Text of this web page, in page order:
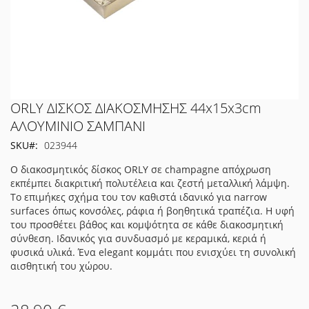
Μετάβαση
στην
αρχή
της
εικόνων
ORLY ΔΙΣΚΟΣ ΔΙΑΚΟΣΜΗΣΗΣ 44x15x3cm
ΑΛΟΥΜΙΝΙΟ ΣΑΜΠΑΝΙ
SKU
023944
Ο διακοσμητικός δίσκος ORLY σε champagne απόχρωση
εκπέμπει διακριτική πολυτέλεια και ζεστή μεταλλική λάμψη.
Το επιμήκες σχήμα του τον καθιστά ιδανικό για narrow
surfaces όπως κονσόλες, ράφια ή βοηθητικά τραπέζια. Η υφή
του προσθέτει βάθος και κομψότητα σε κάθε διακοσμητική
σύνθεση. Ιδανικός για συνδυασμό με κεραμικά, κεριά ή
φυσικά υλικά. Ένα elegant κομμάτι που ενισχύει τη συνολική
αισθητική του χώρου.